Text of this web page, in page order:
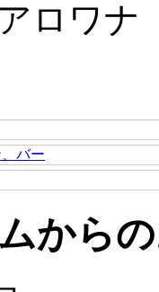
ロワ
から